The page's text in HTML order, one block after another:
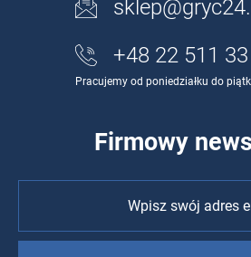
+48 22 511
Pracujemy od poniedziałku do
Firmowy